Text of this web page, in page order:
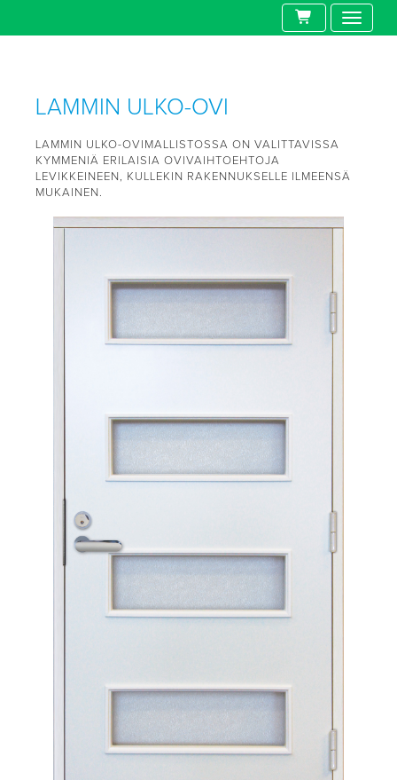
LAMMIN ULKO-OVI
LAMMIN ULKO-OVIMALLISTOSSA ON VALITTAVISSA
KYMMENIÄ ERILAISIA OVIVAIHTOEHTOJA
LEVIKKEINEEN, KULLEKIN RAKENNUKSELLE ILMEENSÄ
MUKAINEN.